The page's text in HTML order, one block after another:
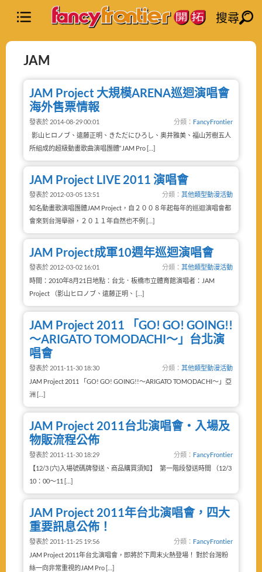
搜尋
JAM
JAM Project 大規模ARENA巡迴演唱會
海外售票情報
發表於 2014-08-29 00:01 分類： FancyFrontier
影山ヒロノブ、遠藤正明、きただにひろし、奥井雅美、福山芳樹五人
所組成的超級動畫歌曲演唱團體“JAM Pro […]
JAM Project LIVE 2011 演唱會
發表於 2012-03-05 13:51 分類： 其他類型動漫活動
知名動畫歌演唱團體JAM Project，自２００８年起每年的巡迴演唱會都
會來到台灣舉辦，２０１１年自然也不例 […]
JAM Project成軍10週年巡迴演唱會
發表於 2012-03-02 16:01 分類： 其他類型動漫活動
時間：2010年8月21日地點：台北．板橋市立體育館演唱者：JAM
Project （影山ヒロノブ、遠藤正明、 […]
JAM Project 2011 「GO! GO! GOING!!
～ARIGATO TOMODACHI～」台北演
唱會
發表於 2011-11-30 18:30 分類： 其他類型動漫活動
JAM Project 2011 「GO! GO! GOING!!～ARIGATO TOMODACHI～」亞
洲 […]
JAM Project 2011台北演唱會‧入場及
物販流程公佈
發表於 2011-11-30 18:29 分類： FancyFrontier
【12/3 (六)入場號碼牌發送、商品購買須知】 第一階段發送時間 （12/3
10：00～11 […]
JAM Project 2011年台北演唱會，四大
重要訊息公佈！
發表於 2011-11-25 19:56 分類： FancyFrontier
JAM Project 2011年台北演唱會，即將於下周末火熱登場！ 對於台灣粉
絲一向非常重視的JAM Pro […]